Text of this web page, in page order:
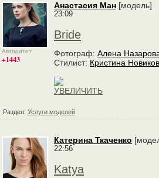
Авторитет
+1443
Анастасия Ман [модель]
23:09
Bride
Фотограф: Алена
Стилист: Кристина
Раздел: Услуги моделей
Катерина Ткаченко
22:56
Katya